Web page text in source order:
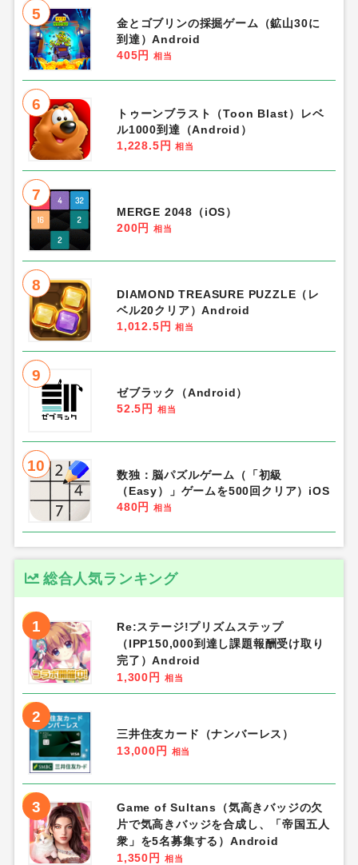
5
金とゴブリンの採掘ゲーム（鉱山30に
到達）Android
405円
相当
6
トゥーンブラスト（Toon Blast）レベ
ル1000到達（Android）
1,228.5円
相当
7
MERGE 2048（iOS）
200円
相当
8
DIAMOND TREASURE PUZZLE（レ
ベル20クリア）Android
1,012.5円
相当
9
ゼブラック（Android）
52.5円
相当
10
数独：脳パズルゲーム（「初級
（Easy）」ゲームを500回クリア）iOS
480円
相当
総合人気ランキング
1
Re:ステージ!プリズムステップ
（IPP150,000到達し課題報酬受け取り
完了）Android
1,300円
相当
2
三井住友カード（ナンバーレス）
13,000円
相当
3
Game of Sultans（気高きバッジの欠
片で気高きバッジを合成し、「帝国五人
衆」を5名募集する）Android
1,350円
相当